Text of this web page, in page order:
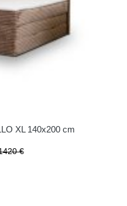
XL 140x200 cm
€